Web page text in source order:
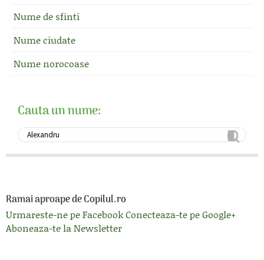
Nume de sfinti
Nume ciudate
Nume norocoase
Cauta un nume:
Ramai aproape de Copilul.ro
Urmareste-ne pe FacebookConecteaza-te pe Google+
Aboneaza-te la Newsletter